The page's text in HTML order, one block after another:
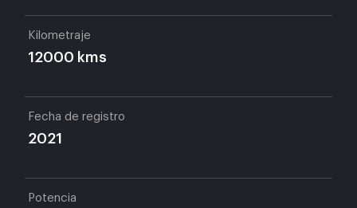
Kilometraje
12000 kms
Fecha de registro
2021
Potencia